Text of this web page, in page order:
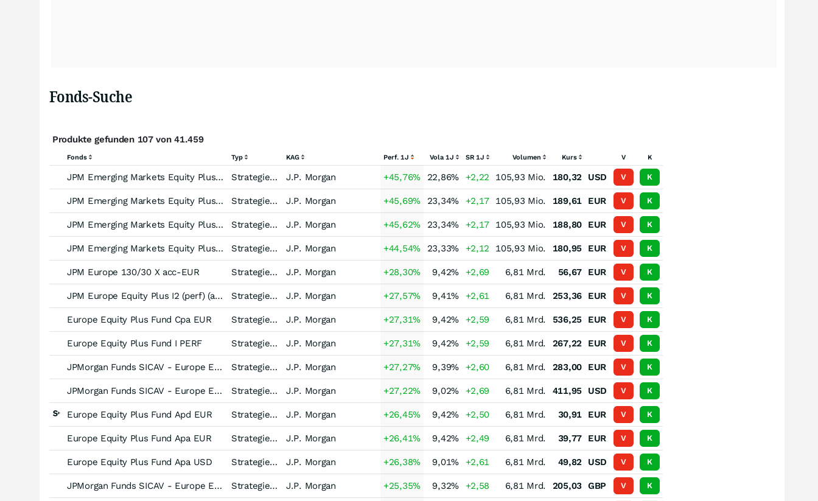
Fonds-Suche
Produkte gefunden 107 von 41.459
Fonds Typ KAG Perf. 1J Vola 1J SR 1J Volumen Kurs V K
JPM Emerging Markets Equity Plus I (acc) - USD Strategiefonds Aktien-Strategie Equity L/S Long Bias Emerging Markets J.P. Morgan +45,76% 22,86% +2,22 105,93 Mio. 180,32 USD V K
JPM Emerging Markets Equity Plus I (acc) - EUR Strategiefonds Aktien-Strategie Equity L/S Long Bias Emerging Markets J.P. Morgan +45,69% 23,34% +2,17 105,93 Mio. 189,61 EUR V K
JPM Emerging Markets Equity Plus C (acc) - EUR Strategiefonds Aktien-Strategie Equity L/S Long Bias Emerging Markets J.P. Morgan +45,62% 23,34% +2,17 105,93 Mio. 188,80 EUR V K
JPM Emerging Markets Equity Plus A (acc) - EUR Strategiefonds Aktien-Strategie Equity L/S Long Bias Emerging Markets J.P. Morgan +44,54% 23,33% +2,12 105,93 Mio. 180,95 EUR V K
JPM Europe 130/30 X acc-EUR Strategiefonds Aktien-Strategie Equity L/S Long Bias Europa J.P. Morgan +28,30% 9,42% +2,69 6,81 Mrd. 56,67 EUR V K
JPM Europe Equity Plus I2 (perf) (acc) - EUR Strategiefonds Aktien-Strategie Equity L/S Long Bias Europa J.P. Morgan +27,57% 9,41% +2,61 6,81 Mrd. 253,36 EUR V K
Europe Equity Plus Fund Cpa EUR Strategiefonds Aktien-Strategie Equity L/S Long Bias Europa J.P. Morgan +27,31% 9,42% +2,59 6,81 Mrd. 536,25 EUR V K
Europe Equity Plus Fund I PERF Strategiefonds Aktien-Strategie Equity L/S Long Bias Europa J.P. Morgan +27,31% 9,42% +2,59 6,81 Mrd. 267,22 EUR V K
JPMorgan Funds SICAV - Europe Equity Plus Fund -JPM C (acc) EUR- Strategiefonds Aktien-Strategie Equity L/S Long Bias Europa J.P. Morgan +27,27% 9,39% +2,60 6,81 Mrd. 283,00 EUR V K
JPMorgan Funds SICAV - Europe Equity Plus Fund -JPM C (perf) (acc) USD- Strategiefonds Aktien-Strategie Equity L/S Long Bias Europa J.P. Morgan +27,22% 9,02% +2,69 6,81 Mrd. 411,95 USD V K
Europe Equity Plus Fund Apd EUR Strategiefonds Aktien-Strategie Equity L/S Long Bias Europa J.P. Morgan +26,45% 9,42% +2,50 6,81 Mrd. 30,91 EUR V K
Europe Equity Plus Fund Apa EUR Strategiefonds Aktien-Strategie Equity L/S Long Bias Europa J.P. Morgan +26,41% 9,42% +2,49 6,81 Mrd. 39,77 EUR V K
Europe Equity Plus Fund Apa USD Strategiefonds Aktien-Strategie Equity L/S Long Bias Europa J.P. Morgan +26,38% 9,01% +2,61 6,81 Mrd. 49,82 USD V K
JPMorgan Funds SICAV - Europe Equity Plus Fund -JPM C (perf) (dist) GBP- Strategiefonds Aktien-Strategie Equity L/S Long Bias Europa J.P. Morgan +25,35% 9,32% +2,58 6,81 Mrd. 205,03 GBP V K